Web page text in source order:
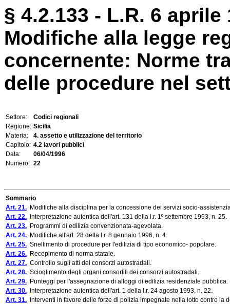
§ 4.2.133 - L.R. 6 aprile
Modifiche alla legge
concernente: Norme
delle procedure nel
Settore:
Codici regionali
Regione: Sicilia
Materia:
4. assetto e utilizzazione del territorio
Capitolo: 4.2 lavori pubblici
Data:
06/04/1996
Numero: 22
Sommario
Art. 21. Modifiche alla disciplina per la concessione dei servizi socio-
Art. 22. Interpretazione autentica dell'art. 131 della l.r. 1º settembre 1993, n. 25.
Art. 23. Programmi di edilizia convenzionata-agevolata.
Art. 24. Modifiche all'art. 28 della l.r. 8 gennaio 1996, n. 4.
Art. 25. Snellimento di procedure per l'edilizia di tipo economico- popolare.
Art. 26. Recepimento di norma statale.
Art. 27. Controllo sugli atti dei consorzi autostradali.
Art. 28. Scioglimento degli organi consortili dei consorzi autostradali.
Art. 29. Punteggi per l'assegnazione di alloggi di edilizia residenziale pubblica.
Art. 30. Interpretazione autentica dell'art. 1 della l.r. 24 agosto 1993, n. 22.
Art. 31. Interventi in favore delle forze di polizia impegnate nella lotto contro la